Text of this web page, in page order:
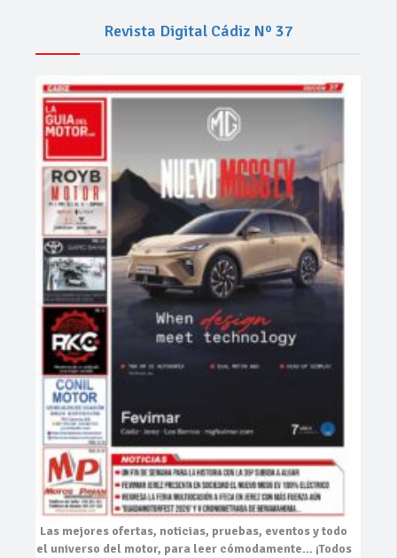
Revista Digital Cádiz Nº 37
Las mejores ofertas, noticias, pruebas, eventosy todo
el universo del motor, para leer cómodamente… ¡Todos